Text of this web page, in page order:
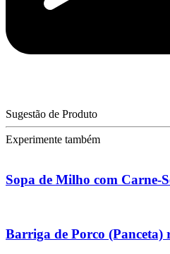
Sugestão de Produto
Experimente também
Sopa de Milho com Carne-
Barriga de Porco (Panceta)